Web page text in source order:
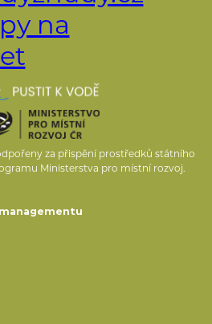
za přispění prostředků státního
Ministerstva pro místní rozvoj.